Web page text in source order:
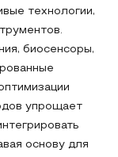
технологии,
биосенсоры,
упрощает
основу для